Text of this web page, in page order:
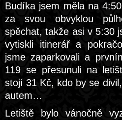
Budíka jsem měla na
za svou obvyklou
spěchat, takže asi v 5:30
vytiskli itinerář a
jsme zaparkovali a
119 se přesunuli na
stojí 31 Kč, kdo by se
autem…
Letiště bylo vánočně